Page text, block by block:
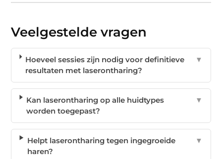
Veelgestelde vragen
Hoeveel sessies zijn nodig voor definitieve
resultaten met laserontharing?
▼
Kan laserontharing op alle huidtypes
worden toegepast?
▼
Helpt laserontharing tegen ingegroeide
haren?
▼